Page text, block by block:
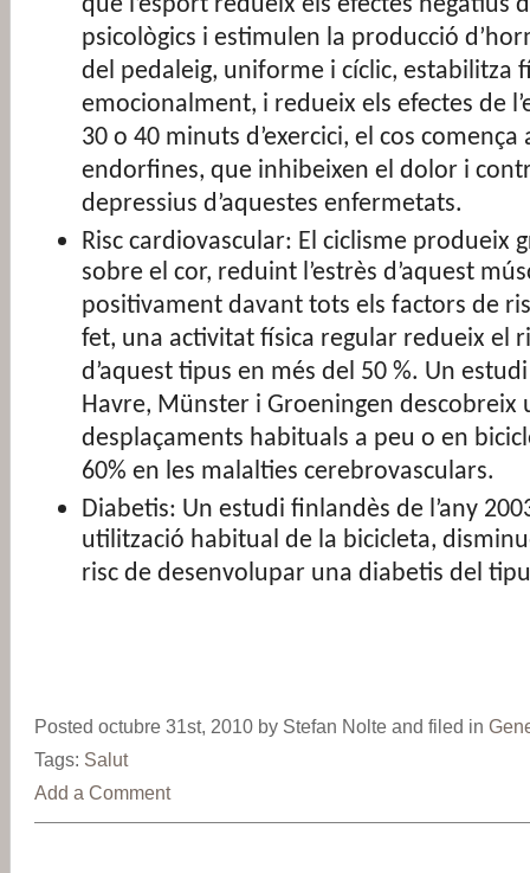
que l’esport redueix els efectes negatius
psicològics i estimulen la producció
del pedaleig, uniforme i cíclic, estabilitza
emocionalment, i redueix els efectes de
30 o 40 minuts d’exercici, el cos
endorfines, que inhibeixen el dolor i
depressius d’aquestes enfermetats.
Risc cardiovascular: El ciclisme produeix
sobre el cor, reduint l’estrès d’aquest
positivament davant tots els factors de
fet, una activitat física regular redueix el
d’aquest tipus en més del 50 %. Un
Havre, Münster i Groeningen descobreix
desplaçaments habituals a peu o en
60% en les malalties cerebrovasculars.
Diabetis: Un estudi finlandès de l’any
utilització habitual de la bicicleta,
risc de desenvolupar una diabetis del
Posted octubre 31st, 2010 by Stefan Nolte and filed in
Tags: Salut
Add a Comment